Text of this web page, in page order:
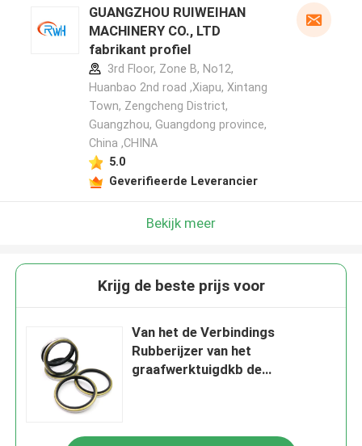
GUANGZHOU RUIWEIHAN
MACHINERY CO., LTD
fabrikant profiel
3rd Floor, Zone B, No12,
Huanbao 2nd road ,Xiapu, Xintang
Town, Zengcheng District,
Guangzhou, Guangdong province,
China ,CHINA
5.0
Geverifieerde Leverancier
Bekijk meer
Krijg de beste prijs voor
Van het de Verbindings
Rubberijzer van het
graafwerktuigdkb de